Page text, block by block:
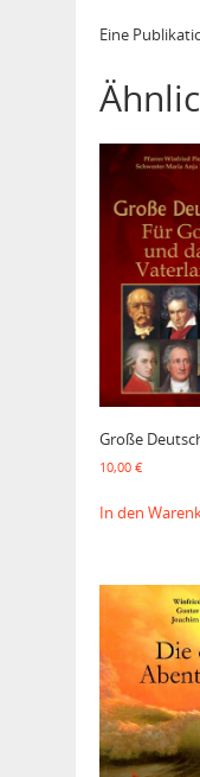
Eine
Große
10,00 €
In den